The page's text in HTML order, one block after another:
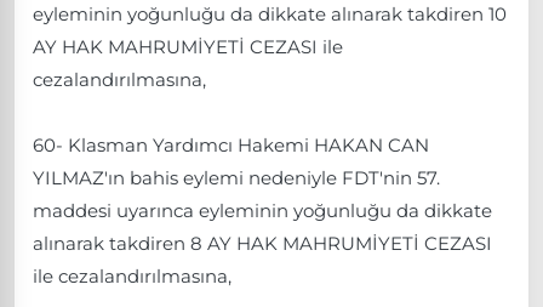
eyleminin yoğunluğu da dikkate alınarak takdiren 10
AY HAK MAHRUMİYETİ CEZASI ile
cezalandırılmasına,
60- Klasman Yardımcı Hakemi HAKAN CAN
YILMAZ'ın bahis eylemi nedeniyle FDT'nin 57.
maddesi uyarınca eyleminin yoğunluğu da dikkate
alınarak takdiren 8 AY HAK MAHRUMİYETİ CEZASI
ile cezalandırılmasına,